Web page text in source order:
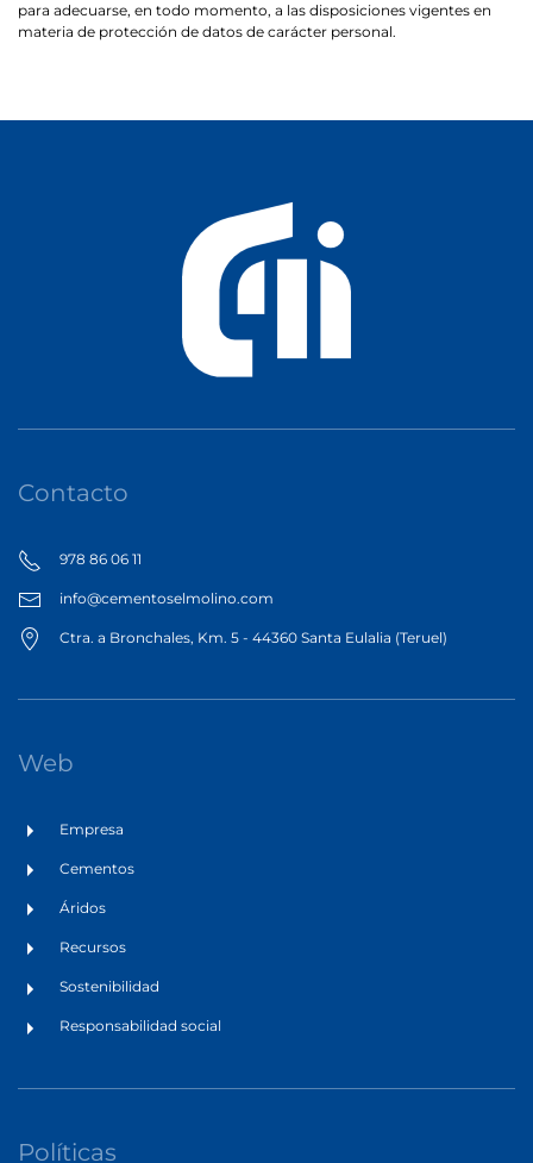
para adecuarse, en todo momento, a las disposiciones vigentes en
materia de protección de datos de carácter personal.
Contacto
978 86 06 11
info@cementoselmolino.com
Ctra. a Bronchales, Km. 5 - 44360 Santa Eulalia (Teruel)
Web
Empresa
Cementos
Áridos
Recursos
Sostenibilidad
Responsabilidad social
Políticas